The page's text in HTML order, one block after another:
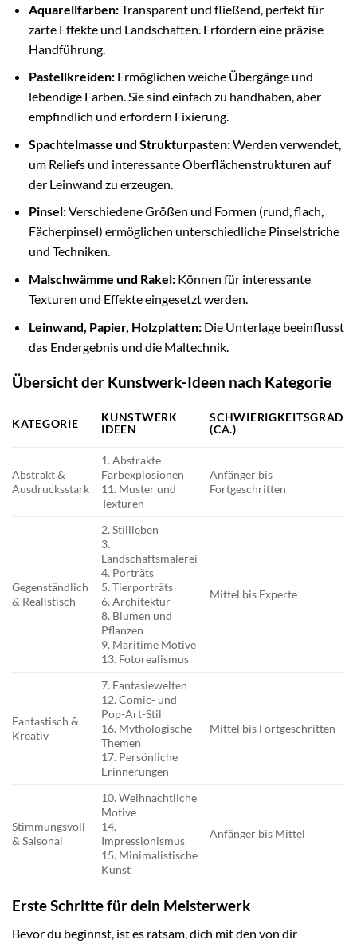
Aquarellfarben:Transparent und fließend, perfekt für
zarte Effekte und Landschaften. Erfordern eine präzise
Handführung.
Pastellkreiden:Ermöglichen weiche Übergänge und
lebendige Farben. Sie sind einfach zu handhaben, aber
empfindlich und erfordern Fixierung.
Spachtelmasse und Strukturpasten:Werden verwendet,
um Reliefs und interessante Oberflächenstrukturen auf
der Leinwand zu erzeugen.
Pinsel:Verschiedene Größen und Formen (rund, flach,
Fächerpinsel) ermöglichen unterschiedliche Pinselstriche
und Techniken.
Malschwämme und Rakel:Können für interessante
Texturen und Effekte eingesetzt werden.
Leinwand, Papier, Holzplatten:Die Unterlage beeinflusst
das Endergebnis und die Maltechnik.
Übersicht der Kunstwerk-Ideen nach Kategorie
KATEGORIE
KUNSTWERK
IDEEN
SCHWIERIGKEITSGRAD
(CA.)
Abstrakt &
Ausdrucksstark
1. Abstrakte
Farbexplosionen
11. Muster und
Texturen
Anfänger bis
Fortgeschritten
Gegenständlich
& Realistisch
2. Stillleben
3.
Landschaftsmalerei
4. Porträts
5. Tierporträts
6. Architektur
8. Blumen und
Pflanzen
9. Maritime Motive
13. Fotorealismus
Mittel bis Experte
Fantastisch &
Kreativ
7. Fantasiewelten
12. Comic- und
Pop-Art-Stil
16. Mythologische
Themen
17. Persönliche
Erinnerungen
Mittel bis Fortgeschritten
Stimmungsvoll
& Saisonal
10. Weihnachtliche
Motive
14.
Impressionismus
15. Minimalistische
Kunst
Anfänger bis Mittel
Erste Schritte für dein Meisterwerk
Bevor du beginnst, ist es ratsam, dich mit den von dir